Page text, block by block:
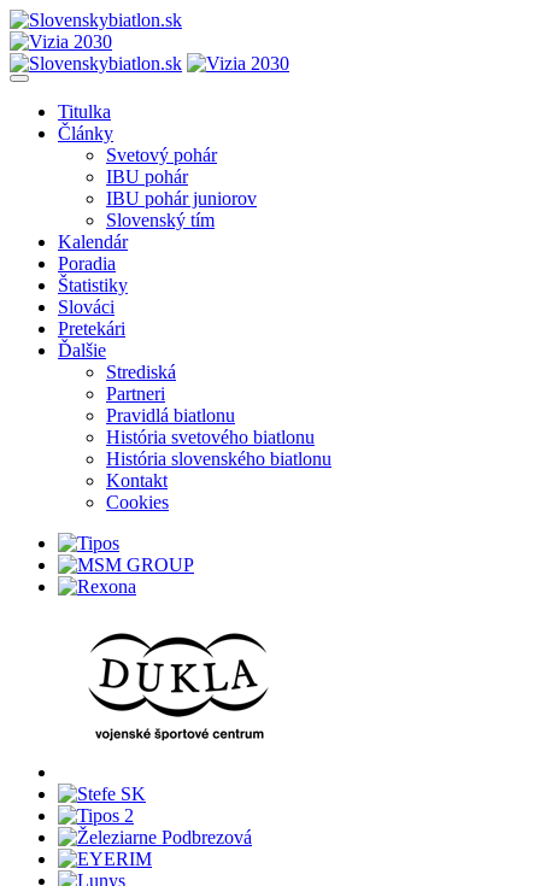
Titulka
Články
Svetový pohár
IBU pohár
IBU pohár juniorov
Slovenský tím
Kalendár
Poradia
Štatistiky
Slováci
Pretekári
Ďalšie
Strediská
Partneri
Pravidlá biatlonu
História svetového biatlonu
História slovenského biatlonu
Kontakt
Cookies